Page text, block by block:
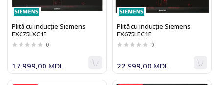
Plită cu inducție Siemens
EX675LXC1E
0
17.999,00 MDL
Plită cu inducție Siemens
EX675LEC1E
0
22.999,00 MDL